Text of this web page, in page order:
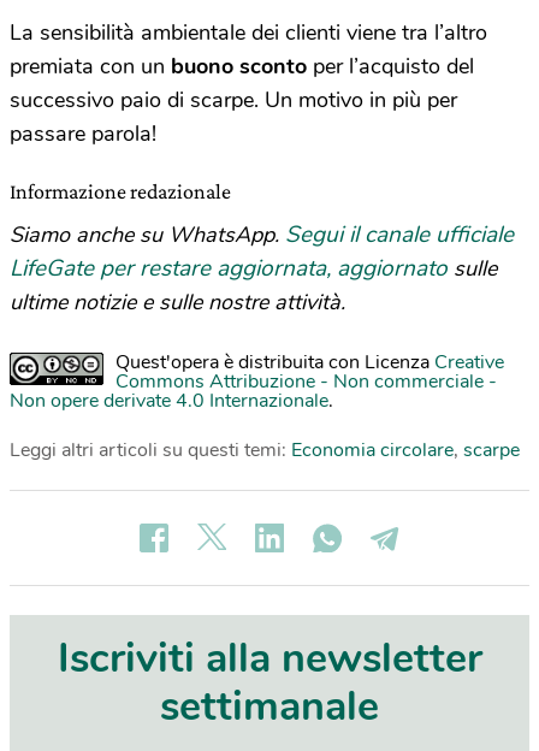
La sensibilità ambientale dei clienti viene tra l’altro
premiata con un buono sconto per l’acquisto del
successivo paio di scarpe. Un motivo in più per
passare parola!
Informazione redazionale
Siamo anche su WhatsApp. Segui il canale ufficiale
LifeGate per restare aggiornata, aggiornato sulle
ultime notizie e sulle nostre attività.
Quest'opera è distribuita con Licenza Creative
Commons Attribuzione - Non commerciale -
Non opere derivate 4.0 Internazionale.
Leggi altri articoli su questi temi: Economia circolare, scarpe
Iscriviti alla newsletter
settimanale